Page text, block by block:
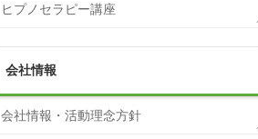
ヒプノセラピー講座
会社情報
会社情報・活動理念方針